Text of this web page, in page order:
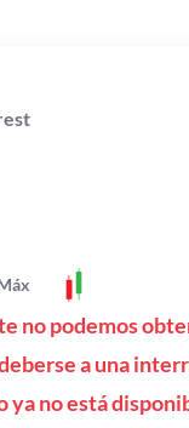
no podemos
a una
ya no está